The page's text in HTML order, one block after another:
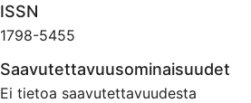
ISSN
1798-5455
Saavutettavuusominaisuudet
Ei tietoa saavutettavuudesta